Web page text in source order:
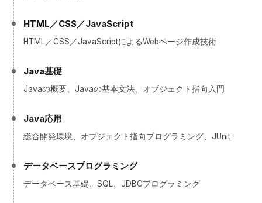
HTML／CSS／JavaScript
HTML／CSS／JavaScriptによるWebページ作成技術
Java基礎
Javaの概要、Javaの基本文法、オブジェクト指向入門
Java応用
総合開発環境、オブジェクト指向プログラミング、JUnit
データベースプログラミング
データベース基礎、SQL、JDBCプログラミング